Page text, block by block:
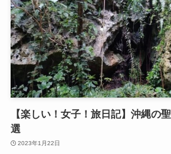
【楽しい！女子！旅日記】沖縄の
選
2023年1月22日